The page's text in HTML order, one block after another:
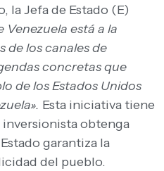
la Jefa de Estado (E)
Venezuela está a la
de los canales de
concretas que
de los Estados Unidos
Esta iniciativa tiene
obtenga
garantiza la
del pueblo.